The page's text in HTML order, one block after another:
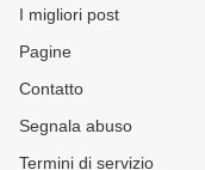
I migliori post
Pagine
Contatto
Segnala abuso
Termini di servizio